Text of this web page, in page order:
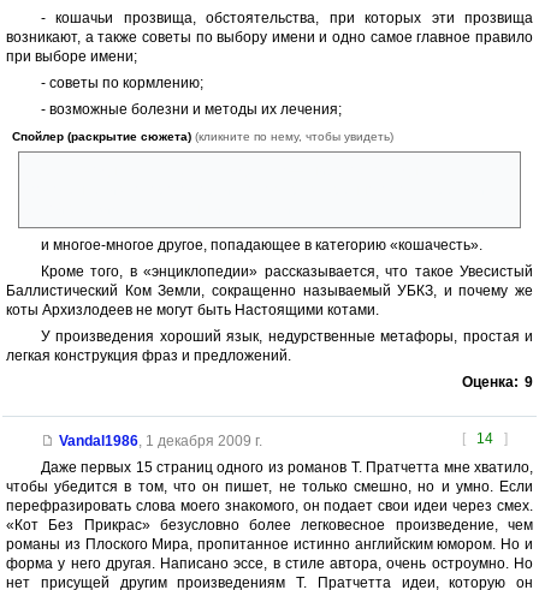
- кошачьи прозвища, обстоятельства, при которых эти прозвища
возникают, а также советы по выбору имени и одно самое главное правило
при выборе имени;
- советы по кормлению;
- возможные болезни и методы их лечения;
Спойлер (раскрытие сюжета) (кликните по нему, чтобы увидеть)
и многое-многое другое, попадающее в категорию «кошачесть».
Кроме того, в «энциклопедии» рассказывается, что такое Увесистый
Баллистический Ком Земли, сокращенно называемый УБКЗ, и почему же
коты Архизлодеев не могут быть Настоящими котами.
У произведения хороший язык, недурственные метафоры, простая и
легкая конструкция фраз и предложений.
Оценка: 9
[ 14 ]
Vandal1986, 1 декабря 2009 г.
Даже первых 15 страниц одного из романов Т. Пратчетта мне хватило,
чтобы убедится в том, что он пишет, не только смешно, но и умно. Если
перефразировать слова моего знакомого, он подает свои идеи через смех.
«Кот Без Прикрас» безусловно более легковесное произведение, чем
романы из Плоского Мира, пропитанное истинно английским юмором. Но и
форма у него другая. Написано эссе, в стиле автора, очень остроумно. Но
нет присущей другим произведениям Т. Пратчетта идеи, которую он